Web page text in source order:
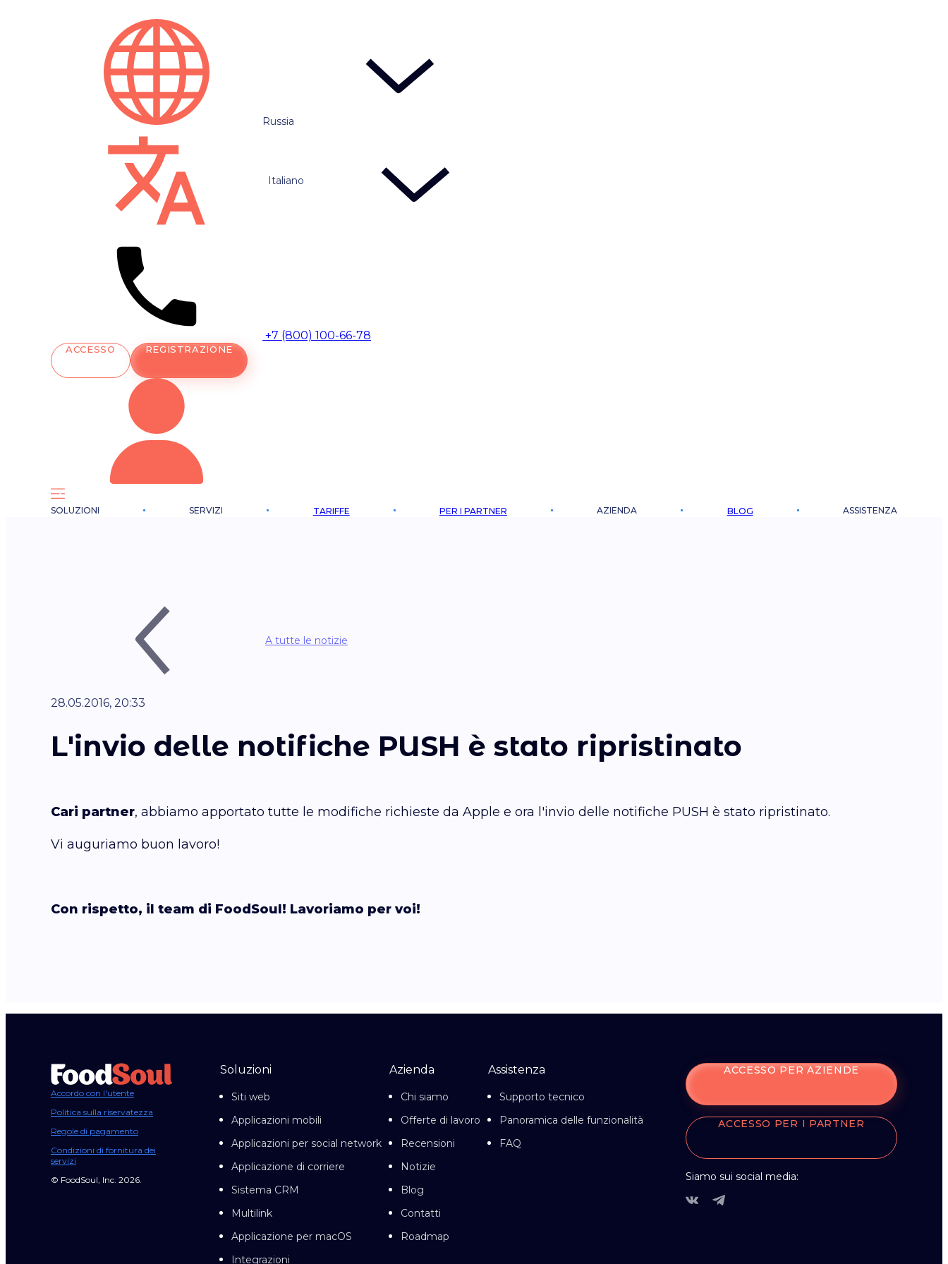
Russia
Italiano
+7 (800) 100-66-78
ACCESSO REGISTRAZIONE
SOLUZIONI SERVIZI TARIFFE PER I PARTNER AZIENDA BLOG ASSISTENZA
A tutte le notizie
28.05.2016, 20:33
L'invio delle notifiche PUSH è stato ripristinato
Cari partner, abbiamo apportato tutte le modifiche richieste da Apple e ora l'invio delle notifiche PUSH è stato ripristinato.
Vi auguriamo buon lavoro!
Con rispetto, il team di FoodSoul! Lavoriamo per voi!
Accordo con l'utente
Politica sulla riservatezza
Regole di pagamento
Condizioni di fornitura dei
servizi
© FoodSoul, Inc. 2026.
Soluzioni
Siti web
Applicazioni mobili
Applicazioni per social network
Applicazione di corriere
Sistema CRM
Multilink
Applicazione per macOS
Integrazioni
Azienda
Chi siamo
Offerte di lavoro
Recensioni
Notizie
Blog
Contatti
Roadmap
Assistenza
Supporto tecnico
Panoramica delle funzionalità
FAQ
ACCESSO PER AZIENDE
ACCESSO PER I PARTNER
Siamo sui social media: